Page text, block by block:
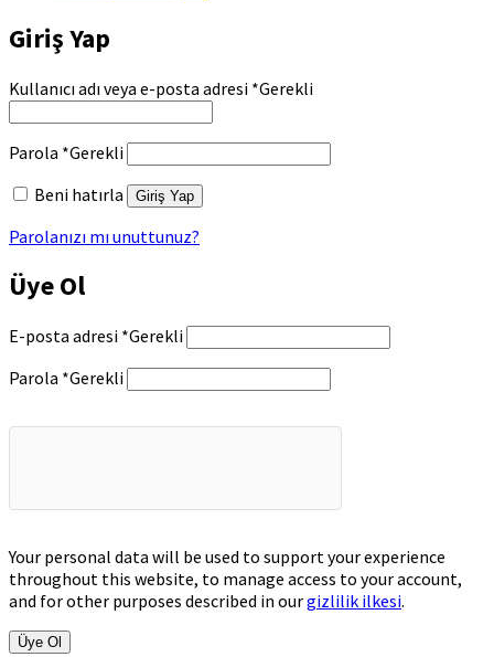
Giriş Yap
Kullanıcı adı veya e-posta adresi *Gerekli
Parola *Gerekli
Beni hatırla
Giriş Yap
Parolanızı mı unuttunuz?
Üye Ol
E-posta adresi *Gerekli
Parola *Gerekli
Your personal data will be used to support your experience
throughout this website, to manage access to your account,
and for other purposes described in ourgizlilik ilkesi.
Üye Ol